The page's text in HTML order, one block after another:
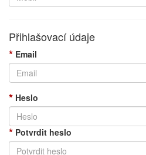
Přihlašovací údaje
* Email
* Heslo
* Potvrdit heslo